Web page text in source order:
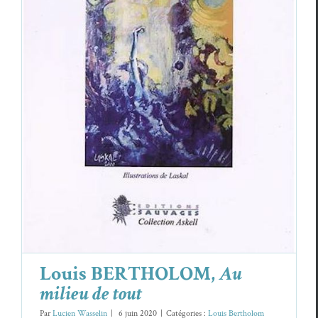
Louis BERTHOLOM,Au milieu de tout
Louis Bertholom
Louis BERTHOLOM,Au
milieu de tout
ParLucien Wasselin 6 juin 2020 Catégories : Louis Bertholom